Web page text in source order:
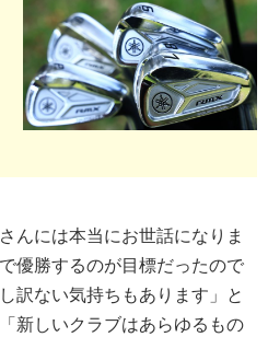
んには本当にお世話になりま
優勝するのが目標だったので
訳ない気持ちもあります」と
新しいクラブはあらゆるもの